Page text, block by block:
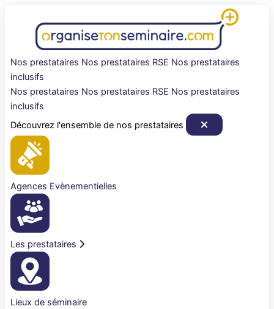
Nos prestataires Nos prestataires RSE Nos prestataires
inclusifs
Nos prestataires Nos prestataires RSE Nos prestataires
inclusifs
Découvrez l'ensemble de nos prestataires
Agences Evènementielles
Les prestataires
Lieux de séminaire